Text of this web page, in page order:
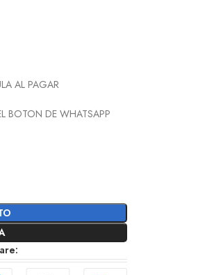
AL PAGAR
BOTON DE WHATSAPP